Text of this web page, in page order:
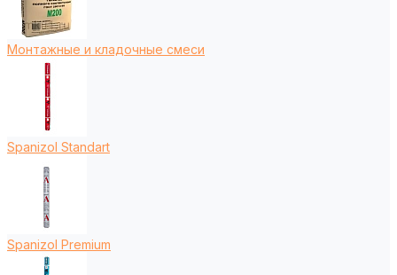
Монтажные и кладочные смеси
Spanizol Standart
Spanizol Premium